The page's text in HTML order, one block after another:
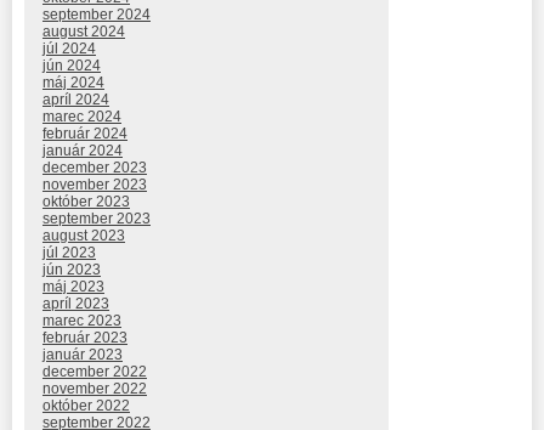
september 2024
august 2024
júl 2024
jún 2024
máj 2024
apríl 2024
marec 2024
február 2024
január 2024
december 2023
november 2023
október 2023
september 2023
august 2023
júl 2023
jún 2023
máj 2023
apríl 2023
marec 2023
február 2023
január 2023
december 2022
november 2022
október 2022
september 2022